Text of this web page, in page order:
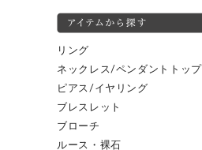
リング
ネックレス/ペンダントトップ
ピアス/イヤリング
ブレスレット
ブローチ
ルース・裸石